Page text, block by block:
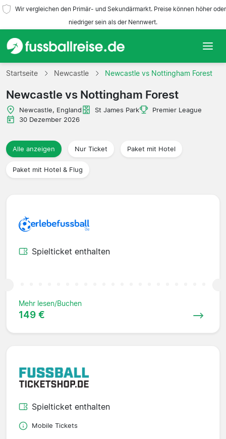
Wir vergleichen den Primär- und Sekundärmarkt. Preise können höher oder
niedriger sein als der Nennwert.
Startseite
Mannschaften
Ligen
Reisebüros
Startseite Newcastle Newcastle vs Nottingham Forest
Newcastle vs Nottingham Forest
Newcastle, England St James Park
Premier League
30 Dezember 2026
Alle anzeigen Nur Ticket Paket mit Hotel
Paket mit Hotel & Flug
Spielticket enthalten
Mehr lesen/Buchen
149 €
Spielticket enthalten
Mobile Tickets